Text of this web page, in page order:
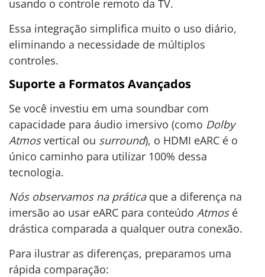
usando o controle remoto da TV.
Essa integração simplifica muito o uso diário,
eliminando a necessidade de múltiplos
controles.
Suporte a Formatos Avançados
Se você investiu em uma soundbar com
capacidade para áudio imersivo (como Dolby
Atmosvertical ou surround), o HDMI eARC é o
único caminho para utilizar 100% dessa
tecnologia.
Nós observamos na práticaque a diferença na
imersão ao usar eARC para conteúdo Atmosé
drástica comparada a qualquer outra conexão.
Para ilustrar as diferenças, preparamos uma
rápida comparação: